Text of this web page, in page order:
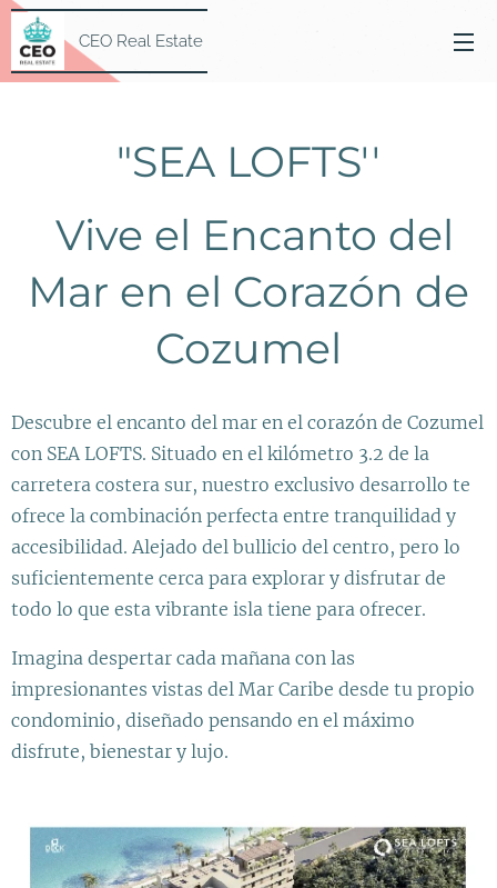
CEO Real Estate
"SEA LOFTS''
Vive el Encanto del
Mar en el Corazón de
Cozumel
Descubre el encanto del mar en el corazón de Cozumel
con SEA LOFTS. Situado en el kilómetro 3.2 de la
carretera costera sur, nuestro exclusivo desarrollo te
ofrece la combinación perfecta entre tranquilidad y
accesibilidad. Alejado del bullicio del centro, pero lo
suficientemente cerca para explorar y disfrutar de
todo lo que esta vibrante isla tiene para ofrecer.
Imagina despertar cada mañana con las
impresionantes vistas del Mar Caribe desde tu propio
condominio, diseñado pensando en el máximo
disfrute, bienestar y lujo.